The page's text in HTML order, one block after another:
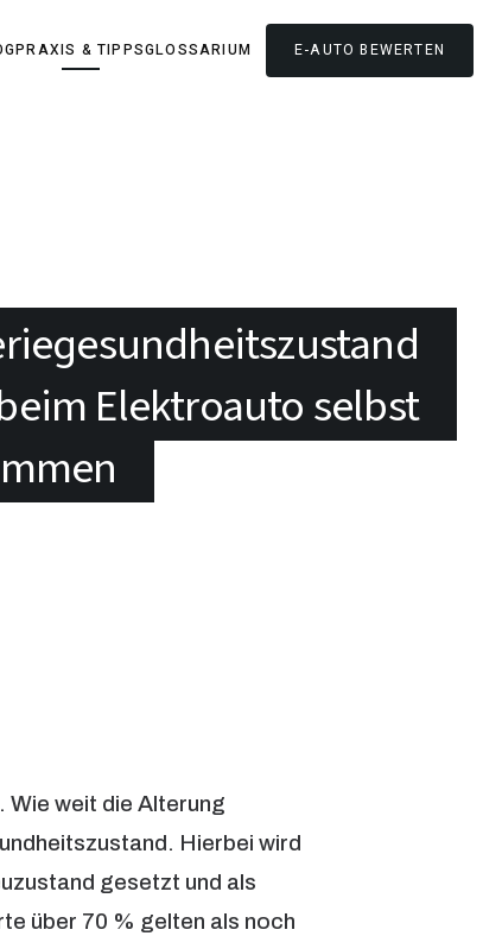
PRAXIS & TIPPSGLOSSARIUM E-AUTOBEWERTEN
Elektroauto selbst
weit die Alterung
Hierbei wird
gesetzt und als
über 70 % gelten als noch